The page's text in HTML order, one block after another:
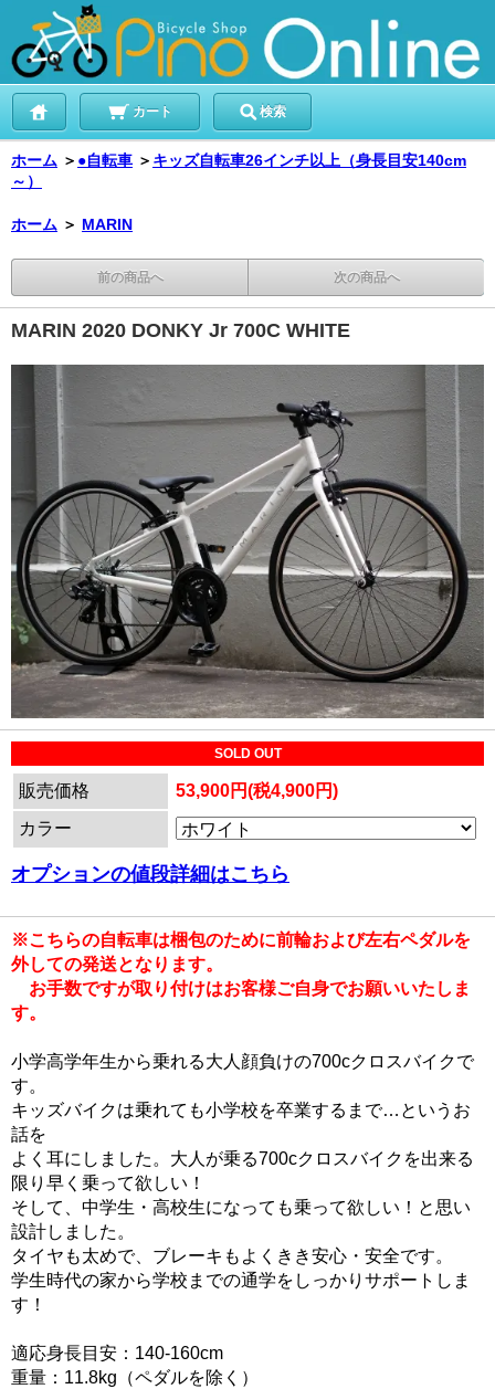
カート 検索
ホーム ＞ ●自転車 ＞ キッズ自転車26インチ以上（身長目安140cm
～）
ホーム ＞ MARIN
前の商品へ 次の商品へ
MARIN 2020 DONKY Jr 700C WHITE
SOLD OUT
販売価格
53,900円(税4,900円)
カラー
オプションの値段詳細はこちら
※こちらの自転車は梱包のために前輪および左右ペダルを
外しての発送となります。
お手数ですが取り付けはお客様ご自身でお願いいたしま
す。
小学高学年生から乗れる大人顔負けの700cクロスバイクで
す。
キッズバイクは乗れても小学校を卒業するまで…というお
話を
よく耳にしました。大人が乗る700cクロスバイクを出来る
限り早く乗って欲しい！
そして、中学生・高校生になっても乗って欲しい！と思い
設計しました。
タイヤも太めで、ブレーキもよくきき安心・安全です。
学生時代の家から学校までの通学をしっかりサポートしま
す！
適応身長目安：140-160cm
重量：11.8kg（ペダルを除く）